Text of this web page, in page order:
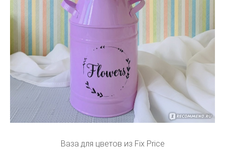
Ваза для цветов из Fix Price